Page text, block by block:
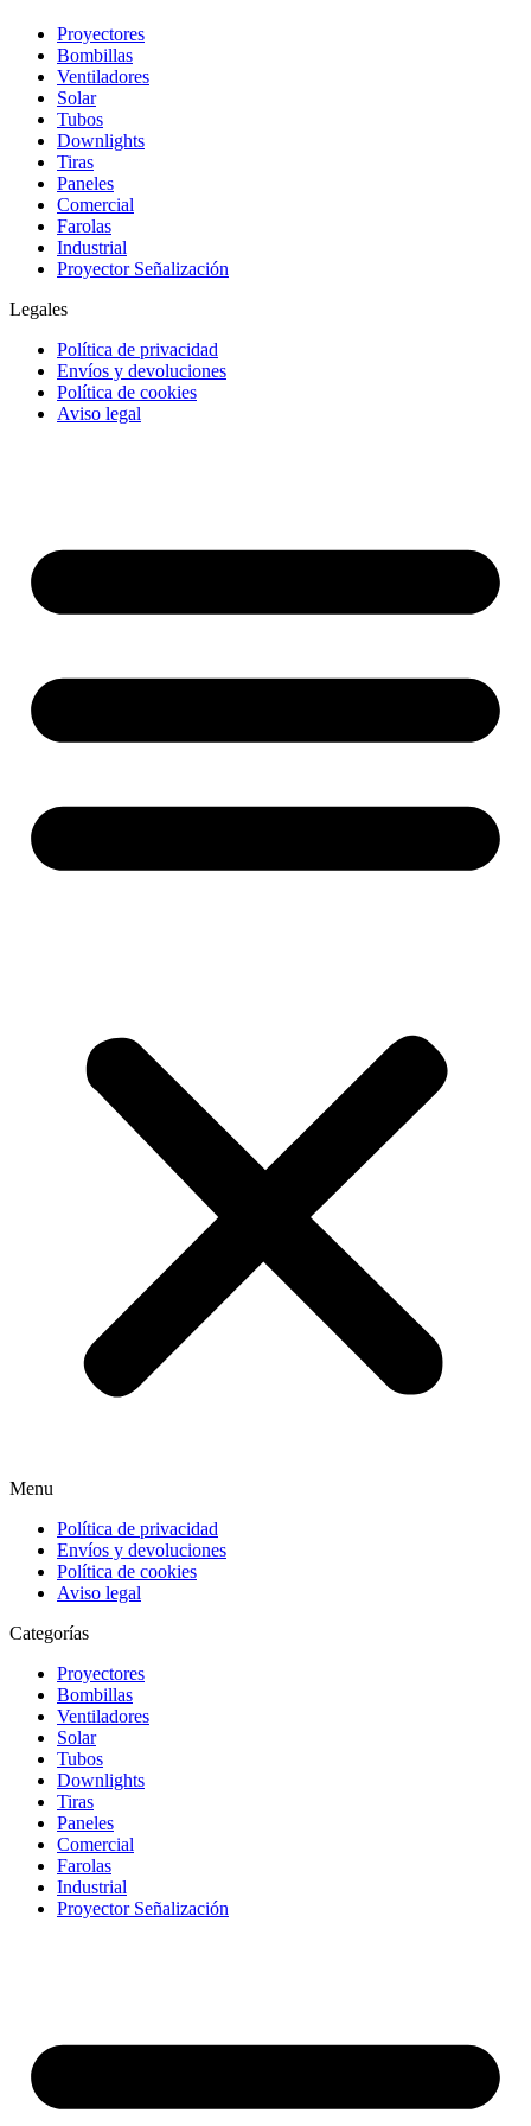
Proyectores
Bombillas
Ventiladores
Solar
Tubos
Downlights
Tiras
Paneles
Comercial
Farolas
Industrial
Proyector Señalización
Legales
Política de privacidad
Envíos y devoluciones
Política de cookies
Aviso legal
Menu
Política de privacidad
Envíos y devoluciones
Política de cookies
Aviso legal
Categorías
Proyectores
Bombillas
Ventiladores
Solar
Tubos
Downlights
Tiras
Paneles
Comercial
Farolas
Industrial
Proyector Señalización